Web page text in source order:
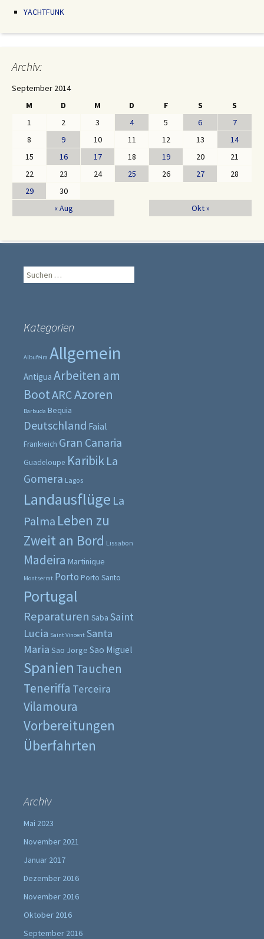
YACHTFUNK
Archiv:
September 2014
M
D M D F S S
« Aug Okt »
1 2 3 4 5 6
7
8
9 10 11 12 13
14
15
16 17 18 19 20
21
22
23 24 25 26 27
28
29
30
Suche
nach:
Kategorien
Albufeira Allgemein
Antigua Arbeiten am
BootARCAzoren
Barbuda Bequia
Deutschland Faial
Frankreich Gran Canaria
Guadeloupe Karibik La
Gomera Lagos
Landausflüge La
Palma Leben zu
Zweit an Bord Lissabon
Madeira Martinique
Montserrat Porto Porto Santo
Portugal
Reparaturen Saba Saint
Lucia Saint Vincent Santa
Maria Sao Jorge Sao Miguel
Spanien Tauchen
Teneriffa Terceira
Vilamoura
Vorbereitungen
Überfahrten
Archiv
Mai 2023
November 2021
Januar 2017
Dezember 2016
November 2016
Oktober 2016
September 2016